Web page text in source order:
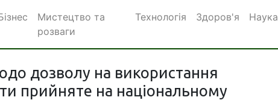
Мистецтво та
розваги
Технологія Здоров'я Наука
дозволу на використання
прийняте на національному